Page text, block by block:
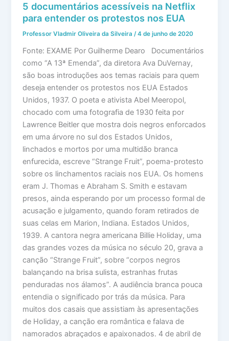
5 documentários acessíveis na Netflix
para entender os protestos nos EUA
Professor Vladmir Oliveira da Silveira/4 de junho de 2020
Fonte: EXAME Por Guilherme Dearo Documentários
como “A 13ª Emenda”, da diretora Ava DuVernay,
são boas introduções aos temas raciais para quem
deseja entender os protestos nos EUA Estados
Unidos, 1937. O poeta e ativista Abel Meeropol,
chocado com uma fotografia de 1930 feita por
Lawrence Beitler que mostra dois negros enforcados
em uma árvore no sul dos Estados Unidos,
linchados e mortos por uma multidão branca
enfurecida, escreve “Strange Fruit”, poema-protesto
sobre os linchamentos raciais nos EUA. Os homens
eram J. Thomas e Abraham S. Smith e estavam
presos, ainda esperando por um processo formal de
acusação e julgamento, quando foram retirados de
suas celas em Marion, Indiana. Estados Unidos,
1939. A cantora negra americana Billie Holiday, uma
das grandes vozes da música no século 20, grava a
canção “Strange Fruit”, sobre “corpos negros
balançando na brisa sulista, estranhas frutas
penduradas nos álamos”. A audiência branca pouca
entendia o significado por trás da música. Para
muitos dos casais que assistiam às apresentações
de Holiday, a canção era romântica e falava de
namorados abraçados e apaixonados. 4 de abril de